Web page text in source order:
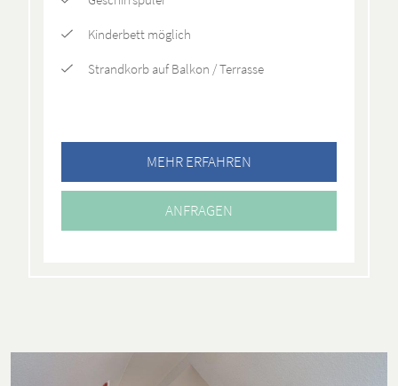
Kinderbett möglich
Strandkorb auf Balkon / Terrasse
MEHR ERFAHREN
ANFRAGEN